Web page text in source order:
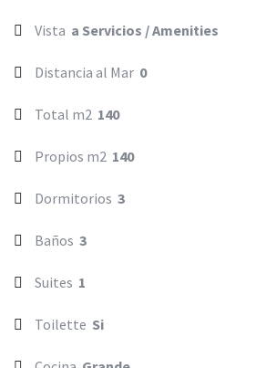
Vista a Servicios / Amenities
Distancia al Mar 0
Total m2 140
Propios m2 140
Dormitorios 3
Baños 3
Suites 1
Toilette Si